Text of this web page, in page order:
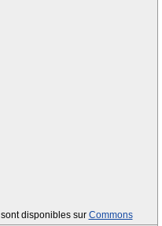
sont disponibles sur Commons